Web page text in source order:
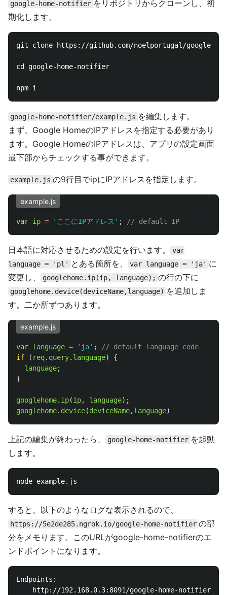
google-home-notifier をリポジトリからクローンし、初
期化します。
git clone https://github.com/noelportugal/google-
cd google-home-notifier
google-home-notifier/example.js を編集します。
まず、Google HomeのIPアドレスを指定する必要があり
ます。Google HomeのIPアドレスは、アプリの設定画面
最下部からチェックする事ができます。
example.js の9行目でipにIPアドレスを指定します。
example.js
var ip = ' ここにIPアドレス ' ; // default IP
日本語に対応させるための設定を行います。
var
language = 'pl' とある箇所を、 var language = 'ja' に
変更し、
googlehome.ip(ip, language); の行の下に
googlehome.device(deviceName,language) を追加しま
す。二か所ずつあります。
example.js
var language = ' ja' ;
// default language code
if
( req. query. language)
{
language;
}
googlehome. ip(ip, language);
googlehome. device(deviceName,language)
上記の編集が終わったら、 google-home-notifier を起動
します。
すると、以下のようなログな表示されるので、
https://5e2de285.ngrok.io/google-home-notifier の部
分をメモります。このURLがgoogle-home-notifierのエ
ンドポイントになります。
Endpoints:
    http://192.168.0.3:8091/google-home-notifier